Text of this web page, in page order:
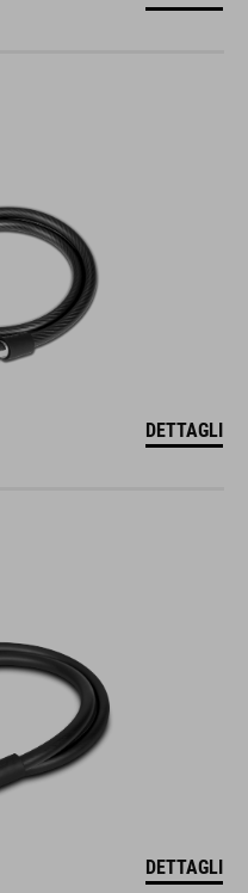
DETTAGLI
DETTAGLI